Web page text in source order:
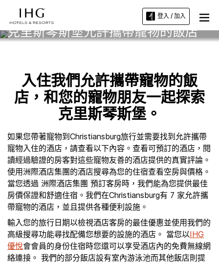
登入 / 加入
克里斯琴斯堡允許攜帶寵物的飯店
入住我們允許攜帶寵物的飯
店，和您的寵物朋友一起探索
克里斯琴斯堡。
如果您帶著寵物到Christiansburg旅行並需要找到允許攜帶
寵物入住的酒店，請查看以下內容。查看可預訂的酒店，閱
讀經過驗證的房客對這些寵物友善的酒店提供的真實評論。
使用洲際酒店集團的酒店搜尋為您的住宿查看空房與價格。
當您透過 洲際酒店集團 預訂客房時，我們能為您提供最佳
房價保證和舒適住宿。我們在Christiansburg有 7 家允許攜
帶寵物的酒店，並且提供各種便利設施。
輸入您的旅行日期以檢視酒店客房的最佳優惠並使用我們的
高級搜尋功能尋找配備您想要的設施的酒店。 當您以IHG
優悅會會員的身份住宿時您還可以享受酒店內的免費無線網
絡連接。 我們的部分飯店設有室內游泳池而其他飯店則提